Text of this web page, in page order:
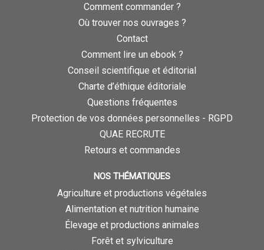
Comment commander ?
Où trouver nos ouvrages ?
Contact
Comment lire un ebook ?
Conseil scientifique et éditorial
Charte d’éthique éditoriale
Questions fréquentes
Protection de vos données personnelles - RGPD
QUAE RECRUTE
Retours et commandes
NOS THÉMATIQUES
Agriculture et productions végétales
Alimentation et nutrition humaine
Élevage et productions animales
Forêt et sylviculture